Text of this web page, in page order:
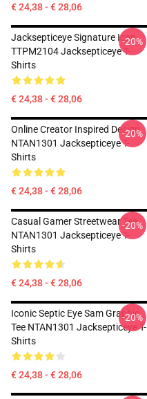
€ 24,38 - € 28,06
Jacksepticeye Signature Icon
TTPM2104 Jacksepticeye T-
Shirts
€ 24,38 - € 28,06
-20%
Online Creator Inspired Design
NTAN1301 Jacksepticeye T-
Shirts
€ 24,38 - € 28,06
-20%
Casual Gamer Streetwear Tee
NTAN1301 Jacksepticeye T-
Shirts
€ 24,38 - € 28,06
-20%
Iconic Septic Eye Sam Graphic
Tee NTAN1301 Jacksepticeye T-
Shirts
€ 24,38 - € 28,06
-20%